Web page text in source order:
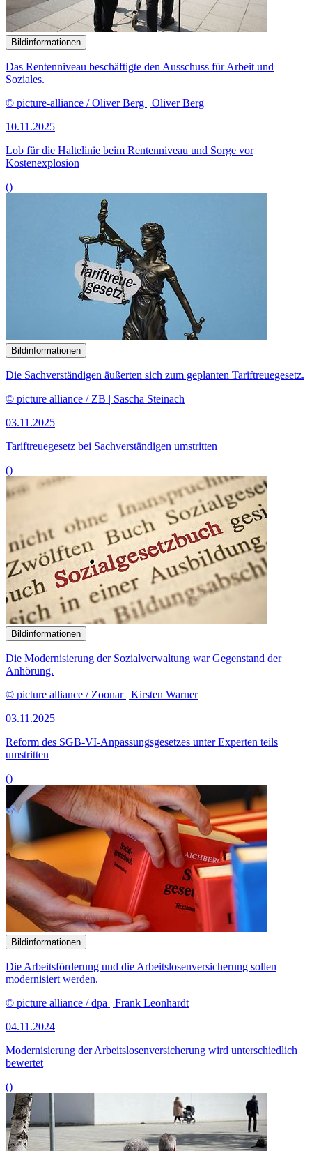
Bildinformationen
Das Rentenniveau beschäftigte den Ausschuss für Arbeit und
Soziales.
© picture-alliance / Oliver Berg | Oliver Berg
10.11.2025
Lob für die Haltelinie beim Rentenniveau und Sorge vor
Kostenexplosion
()
Bildinformationen
Die Sachverständigen äußerten sich zum geplanten Tariftreuegesetz.
© picture alliance / ZB | Sascha Steinach
03.11.2025
Tariftreuegesetz bei Sachverständigen umstritten
()
Bildinformationen
Die Modernisierung der Sozialverwaltung war Gegenstand der
Anhörung.
© picture alliance / Zoonar | Kirsten Warner
03.11.2025
Reform des SGB-VI-Anpas­sungsgesetzes unter Experten teils
umstritten
()
Bildinformationen
Die Arbeitsförderung und die Arbeitslosenversicherung sollen
modernisiert werden.
© picture alliance / dpa | Frank Leonhardt
04.11.2024
Modernisierung der Arbeitslosenversicherung wird unterschiedlich
bewertet
()